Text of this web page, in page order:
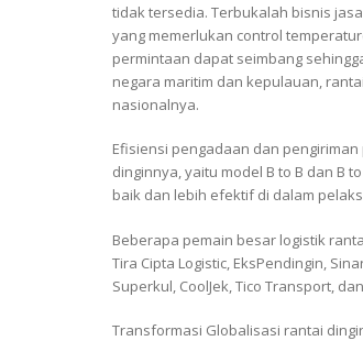
tidak tersedia. Terbukalah bisnis
yang memerlukan control
permintaan dapat seimbang
negara maritim dan kepulauan,
nasionalnya.
Efisiensi pengadaan dan
dinginnya, yaitu model B to B dan B
baik dan lebih efektif di dalam
Beberapa pemain besar logistik
Tira Cipta Logistic, EksPendingin,
Superkul, CoolJek, Tico Transport,
Transformasi Globalisasi rantai